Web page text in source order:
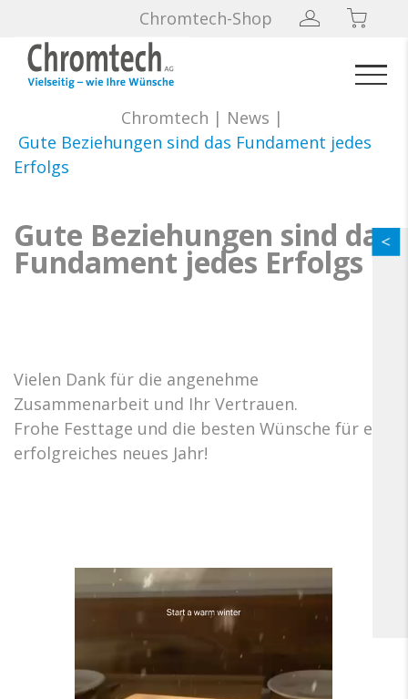
Chromtech-Shop
Chromtech | News |
Gute Beziehungen sind das Fundament jedes
Erfolgs
Gute Beziehungen sind das
Fundament jedes Erfolgs
Vielen Dank für die angenehme
Zusammenarbeit und Ihr Vertrauen.
Frohe Festtage und die besten Wünsche für ein
erfolgreiches neues Jahr!